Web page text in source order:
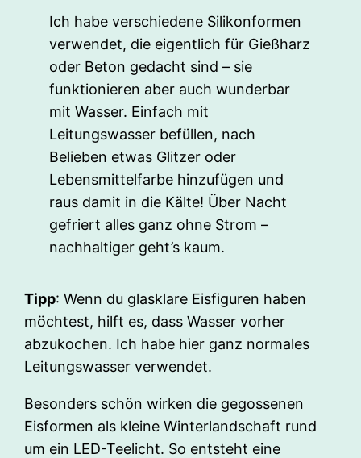
Ich habe verschiedene Silikonformen
verwendet, die eigentlich für Gießharz
oder Beton gedacht sind – sie
funktionieren aber auch wunderbar
mit Wasser. Einfach mit
Leitungswasser befüllen, nach
Belieben etwas Glitzer oder
Lebensmittelfarbe hinzufügen und
raus damit in die Kälte! Über Nacht
gefriert alles ganz ohne Strom –
nachhaltiger geht’s kaum.
Tipp: Wenn du glasklare Eisfiguren haben
möchtest, hilft es, dass Wasser vorher
abzukochen. Ich habe hier ganz normales
Leitungswasser verwendet.
Besonders schön wirken die gegossenen
Eisformen als kleine Winterlandschaft rund
um ein LED-Teelicht. So entsteht eine